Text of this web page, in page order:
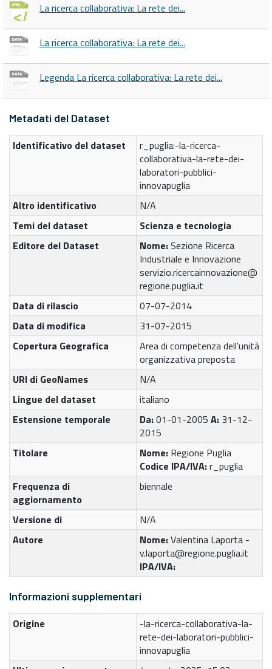
La ricerca collaborativa: La rete dei...
La ricerca collaborativa: La rete dei...
Legenda La ricerca collaborativa: La rete dei...
Metadati del Dataset
Identificativo del dataset
r_puglia:-la-ricerca-
collaborativa-la-rete-dei-
laboratori-pubblici-
innovapuglia
Altro identificativo
N/A
Temi del dataset
Scienza e tecnologia
Editore del Dataset
Nome:Sezione Ricerca
Industriale e Innovazione
servizio.ricercainnovazione@
regione.puglia.it
Data di rilascio
07-07-2014
Data di modifica
31-07-2015
Copertura Geografica
Area di competenza dell'unità
organizzativa preposta
URI di GeoNames
N/A
Lingue del dataset
italiano
Estensione temporale
Da:01-01-2005 A: 31-12-
2015
Titolare
Nome: Regione Puglia
Codice IPA/IVA:r_puglia
Frequenza di
aggiornamento
biennale
Versione di
N/A
Autore
Nome:Valentina Laporta -
v.laporta@regione.puglia.it
IPA/IVA:
Informazioni supplementari
Origine
-la-ricerca-collaborativa-la-
rete-dei-laboratori-pubblici-
innovapuglia